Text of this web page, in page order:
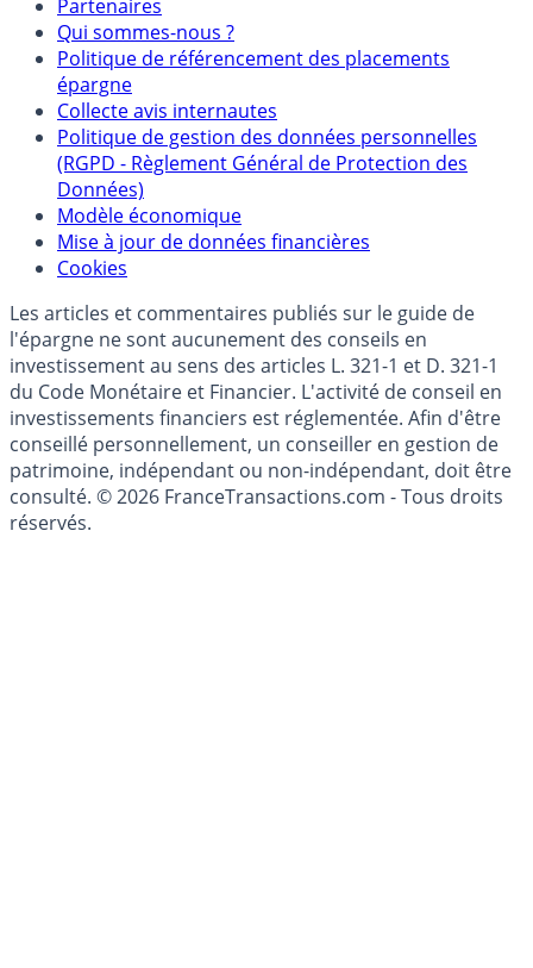
Mentions légales et Conditions d’utilisation
Partenaires
Qui sommes-nous ?
Politique de référencement des placements
épargne
Collecte avis internautes
Politique de gestion des données personnelles
(RGPD - Règlement Général de Protection des
Données)
Modèle économique
Mise à jour de données financières
Cookies
Les articles et commentaires publiés sur le guide de
l'épargne ne sont aucunement des conseils en
investissement au sens des articles L. 321-1 et D. 321-1
du Code Monétaire et Financier. L'activité de conseil en
investissements financiers est réglementée. Afin d'être
conseillé personnellement, un conseiller en gestion de
patrimoine, indépendant ou non-indépendant, doit être
consulté. © 2026 FranceTransactions.com - Tous droits